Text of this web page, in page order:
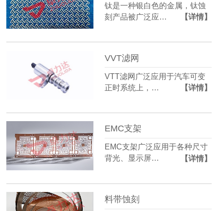
钛是一种银白色的金属，钛蚀
刻产品被广泛应…
【详情】
VVT滤网
VTT滤网广泛应用于汽车可变
正时系统上，…
【详情】
EMC支架
EMC支架广泛应用于各种尺寸
背光、显示屏…
【详情】
料带蚀刻